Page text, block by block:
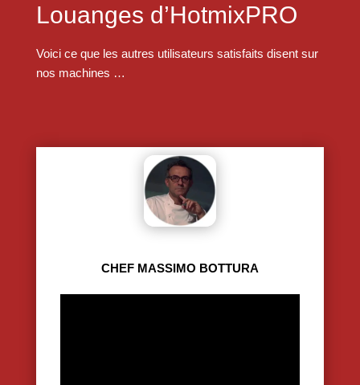
Louanges d’HotmixPRO
Voici ce que les autres utilisateurs satisfaits disent sur
nos machines …
CHEF MASSIMO BOTTURA